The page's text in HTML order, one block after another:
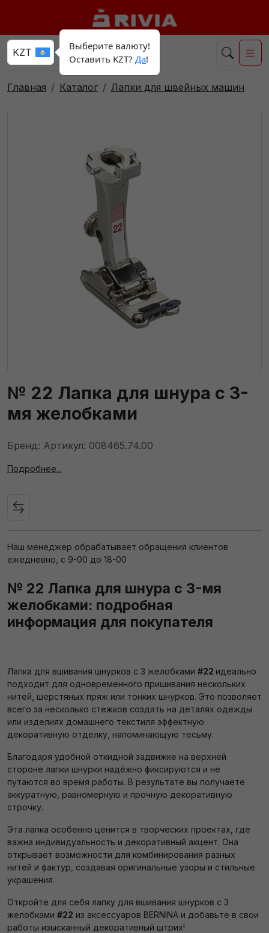
Главная Каталог Лапки для швейных машин
№ 22 Лапка для шнура с 3-
мя желобками
Бренд: Артикул: 008465.74.00
Подробнее...
Наш менеджер обрабатывает обращения клиентов
ежедневно, с 9-00 до 18-00
№ 22 Лапка для шнура с 3-мя
желобками: подробная
информация для покупателя
Лапка для вшивания шнурков с 3 желобками #22 идеально
подходит для одновременного пришивания нескольких
нитей, шерстяных пряж или тонких шнурков. Это позволяет
всего за несколько стежков создать на деталях одежды
или изделиях домашнего текстиля эффектную
декоративную отделку, напоминающую тесьму.
Благодаря удобной откидной задвижке на верхней
стороне лапки шнурки надёжно фиксируются и не
путаются во время работы. В результате вы получаете
аккуратную, равномерную и прочную декоративную
строчку.
Эта лапка особенно ценится в творческих проектах, где
важна индивидуальность и декоративный акцент. Она
открывает возможности для комбинирования разных
нитей и фактур, создавая оригинальные узоры и стильные
украшения.
Откройте для себя лапку для вшивания шнурков с 3
желобками #22 из аксессуаров BERNINA и добавьте в свои
работы изысканный декоративный штрих!
Выберите валюту!
Оставить KZT? Да!